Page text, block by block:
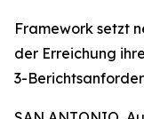
Framework setzt
der Erreichung
3-